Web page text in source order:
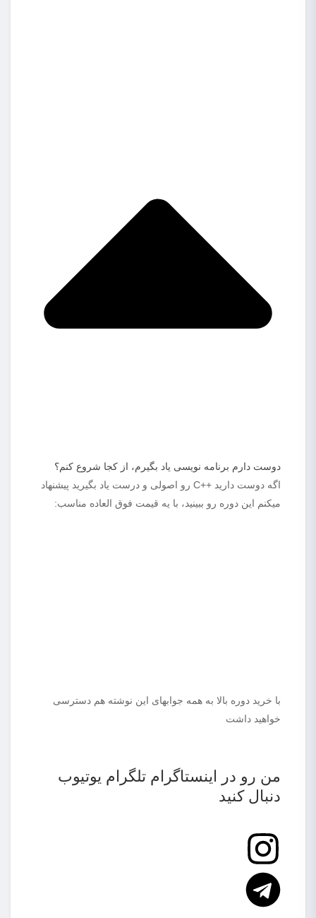
دوست دارم برنامه نویسی یاد بگیرم، از کجا شروع کنم؟
اگه دوست دارید ++C رو اصولی و درست یاد بگیرید پیشنهاد
میکنم این دوره رو ببینید، با یه قیمت فوق العاده مناسب:
با خرید دوره بالا به همه جوابهای این نوشته هم دسترسی
خواهید داشت
من رو در اینستاگرام تلگرام یوتیوب
دنبال کنید